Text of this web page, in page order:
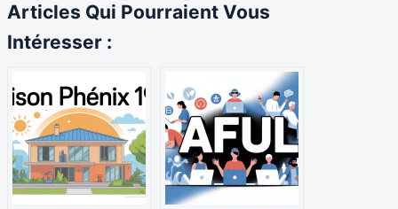
Articles Qui Pourraient Vous
Intéresser :